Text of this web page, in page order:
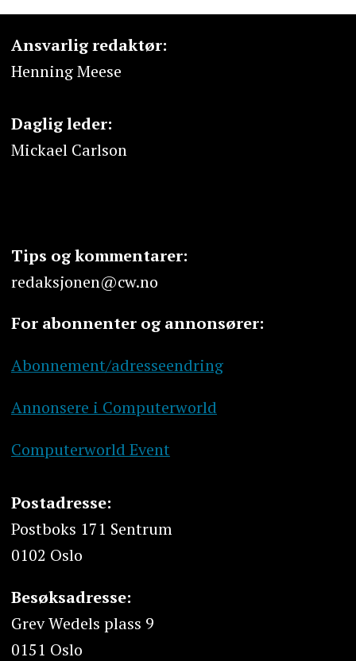
Ansvarlig redaktør:
Henning Meese
Daglig leder:
Mickael Carlson
Tips og kommentarer:
redaksjonen@cw.no
For abonnenter og annonsører:
Abonnement/adresseendring
Annonsere i Computerworld
Computerworld Event
Postadresse:
Postboks 171 Sentrum
0102 Oslo
Besøksadresse:
Grev Wedels plass 9
0151 Oslo